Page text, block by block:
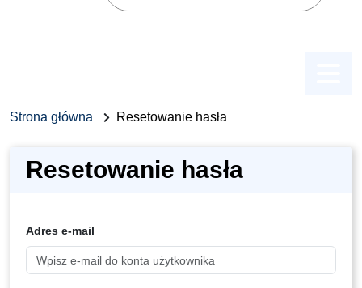
Szukaj
Strona główna Resetowanie hasła
Resetowanie hasła
Adres e-mail